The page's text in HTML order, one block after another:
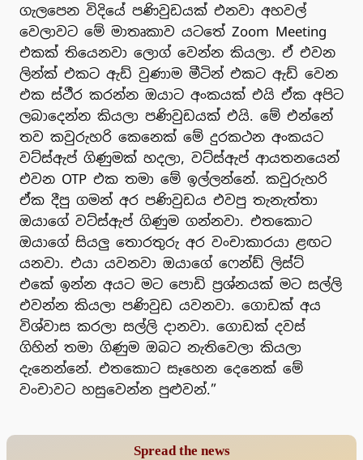
ගැලපෙන විදියේ පණිවුඩයක් එනවා අහවල්
වෙලාවට මේ මාතෘකාව යටතේ Zoom Meeting
එකක් තියෙනවා ලොග් වෙන්න කියලා. ඒ එවන
ලින්ක් එකට ඇඩ් වුණාම මීටින් එකට ඇඩ් වෙන
එක ස්ථීර කරන්න ඔයාට අංකයක් එයි ඒක අපිට
ලබාදෙන්න කියලා පණිවුඩයක් එයි. මේ එන්නේ
තව කවුරුහරි කෙනෙක් මේ දුරකථන අංකයට
වට්ස්ඇප් ගිණුමක් හදලා, වට්ස්ඇප් ආයතනයෙන්
එවන OTP එක තමා මේ ඉල්ලන්නේ. කවුරුහරි
ඒක දීපු ගමන් අර පණිවුඩය එවපු තැනැත්තා
ඔයාගේ වට්ස්ඇප් ගිණුම ගන්නවා. එතකොට
ඔයාගේ සියලු තොරතුරු අර වංචාකාරයා ළඟට
යනවා. එයා යවනවා ඔයාගේ ෆෙන්ඩ් ලිස්ට්
එකේ ඉන්න අයට මට පොඩි ප්‍රශ්නයක් මට සල්ලි
එවන්න කියලා පණිවුඩ යවනවා. ගොඩක් අය
විශ්වාස කරලා සල්ලි දානවා. ගොඩක් දවස්
ගිහින් තමා ගිණුම ඔබට නැතිවෙලා කියලා
දැනෙන්නේ. එතකොට සෑහෙන දෙනෙක් මේ
වංචාවට හසුවෙන්න පුළුවන්.”
Spread the news